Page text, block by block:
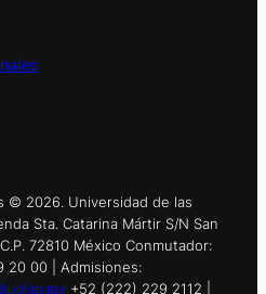
© 2026. Universidad de las
Sta. Catarina Mártir S/N San
72810 México Conmutador:
20 00 | Admisiones:
+52 (222) 229 2112 |